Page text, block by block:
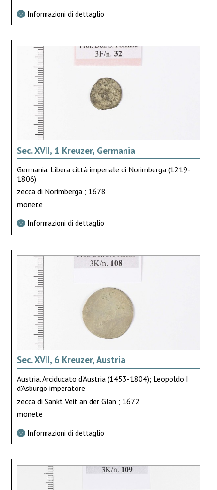
Informazioni di dettaglio
Sec. XVII, 1 Kreuzer, Germania
Germania. Libera città imperiale di Norimberga (1219-
1806)
zecca di Norimberga ; 1678
monete
Informazioni di dettaglio
Sec. XVII, 6 Kreuzer, Austria
Austria. Arciducato d'Austria (1453-1804); Leopoldo I
d'Asburgo imperatore
zecca di Sankt Veit an der Glan ; 1672
monete
Informazioni di dettaglio